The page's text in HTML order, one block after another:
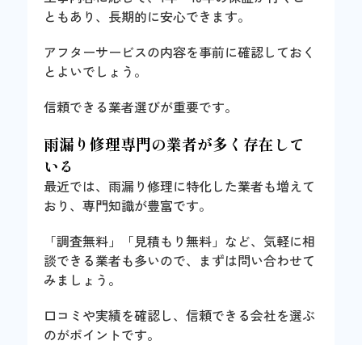
ともあり、長期的に安心できます。
アフターサービスの内容を事前に確認しておく
とよいでしょう。
信頼できる業者選びが重要です。
雨漏り修理専門の業者が多く存在して
いる
最近では、雨漏り修理に特化した業者も増えて
おり、専門知識が豊富です。
「調査無料」「見積もり無料」など、気軽に相
談できる業者も多いので、まずは問い合わせて
みましょう。
口コミや実績を確認し、信頼できる会社を選ぶ
のがポイントです。